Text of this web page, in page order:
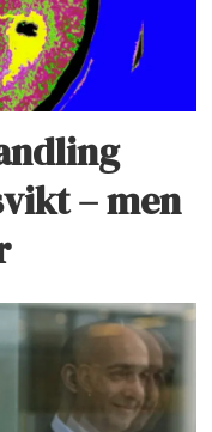
– men